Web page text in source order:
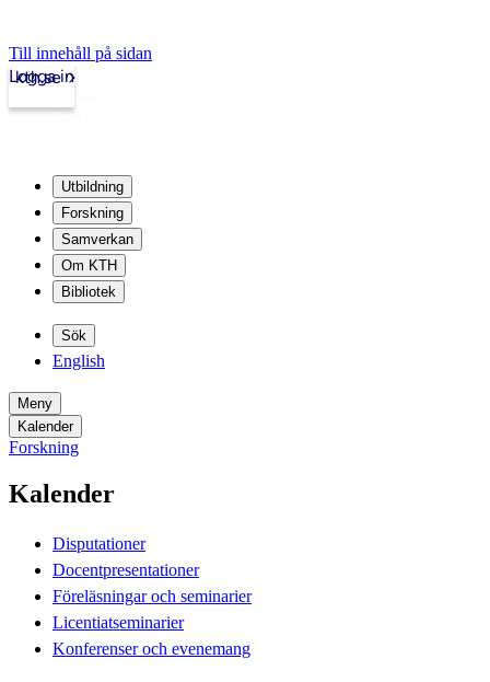
Till innehåll på sidan
kth.se
Logga in
Utbildning
Forskning
Samverkan
Om KTH
Bibliotek
Sök
English
Meny
Kalender
Forskning
Kalender
Disputationer
Docentpresentationer
Föreläsningar och seminarier
Licentiatseminarier
Konferenser och evenemang